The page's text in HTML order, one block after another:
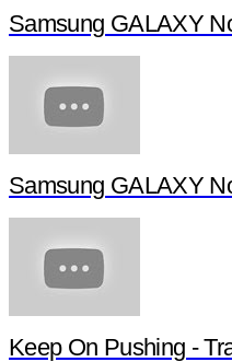
Samsung GALAXY
Samsung GALAXY
Keep On Pushing -